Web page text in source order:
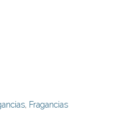
Fragancias